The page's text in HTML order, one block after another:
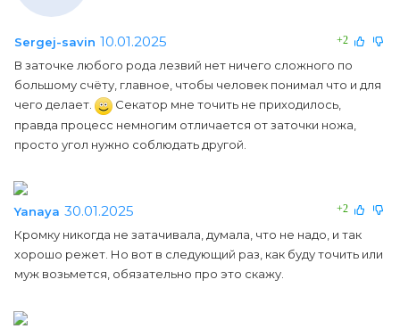
+2
Sergej-savin 10.01.2025
В заточке любого рода лезвий нет ничего сложного по
большому счёту, главное, чтобы человек понимал что и для
чего делает.
Секатор мне точить не приходилось,
правда процесс немногим отличается от заточки ножа,
просто угол нужно соблюдать другой.
+2
Yanaya 30.01.2025
Кромку никогда не затачивала, думала, что не надо, и так
хорошо режет. Но вот в следующий раз, как буду точить или
муж возьмется, обязательно про это скажу.